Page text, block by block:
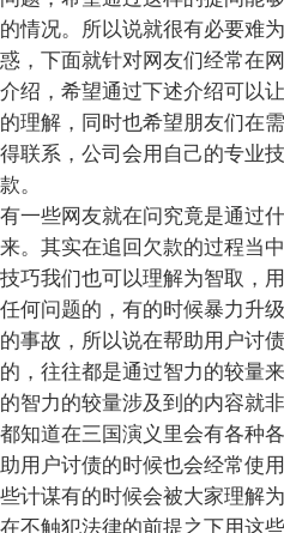
的情况。所以说就很有必要难
惑，下面就针对网友们经常在
介绍，希望通过下述介绍可以
的理解，同时也希望朋友们在
得联系，公司会用自己的专业
款。
有一些网友就在问究竟是通过
来。其实在追回欠款的过程当
技巧我们也可以理解为智取，
任何问题的，有的时候暴力升
的事故，所以说在帮助用户讨
的，往往都是通过智力的较量
的智力的较量涉及到的内容就
都知道在三国演义里会有各种
助用户讨债的时候也会经常使
些计谋有的时候会被大家理解
在不触犯法律的前提之下用这